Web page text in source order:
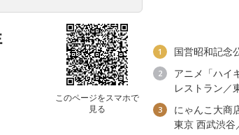
このページをスマホで
見る
1 国営昭和記念
2
アニメ「ハイ
レストラン／
3
にゃんこ大商
東京 西武渋谷